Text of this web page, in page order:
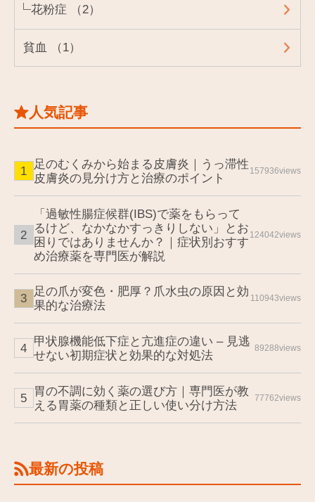
花粉症 （2）
貧血 （1）
人気記事
足のむくみから始まる皮膚炎｜うっ滞性
皮膚炎の見分け方と治療のポイント
157936views
「過敏性腸症候群(IBS)で薬をもらって
るけど、なかなかすっきりしない」とお
困りではありませんか？｜症状別おすす
め治療薬を専門医が解説
124042views
足の爪が変色・肥厚？爪水虫の原因と効
果的な治療法
110943views
甲状腺機能低下症と亢進症の違い – 見逃
せない初期症状と効果的な対処法
89288views
胃の不調に効く薬の選び方｜専門医が教
える胃薬の種類と正しい使い分け方法
77762views
最新の投稿